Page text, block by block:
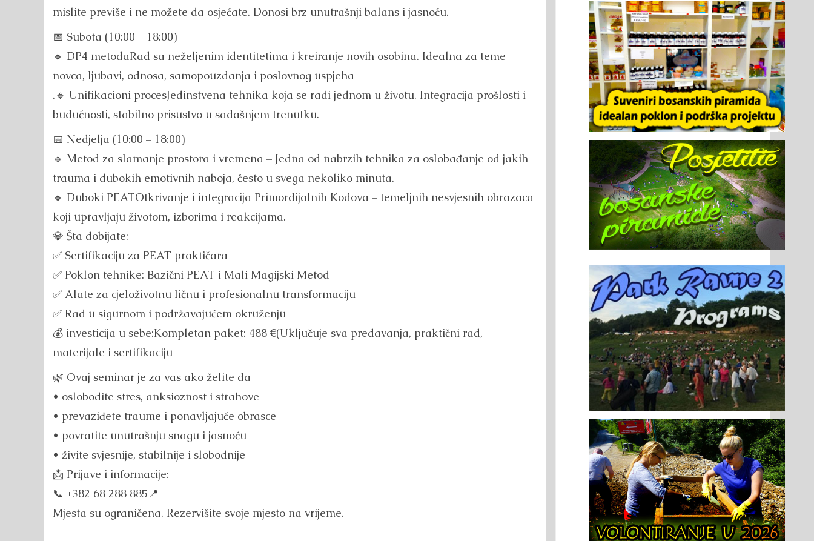
mislite previše i ne možete da osjećate. Donosi brz unutrašnji balans i jasnoću.
📅 Subota (10:00 – 18:00)
🔹 DP4 metodaRad sa neželjenim identitetima i kreiranje novih osobina. Idealna za teme
novca, ljubavi, odnosa, samopouzdanja i poslovnog uspjeha
.🔹 Unifikacioni procesJedinstvena tehnika koja se radi jednom u životu. Integracija prošlosti i
budućnosti, stabilno prisustvo u sadašnjem trenutku.
📅 Nedjelja (10:00 – 18:00)
🔹 Metod za slamanje prostora i vremena – Jedna od nabrzih tehnika za oslobađanje od jakih
trauma i dubokih emotivnih naboja, često u svega nekoliko minuta.
🔹 Duboki PEATOtkrivanje i integracija Primordijalnih Kodova – temeljnih nesvjesnih obrazaca
koji upravljaju životom, izborima i reakcijama.
💎 Šta dobijate:
✅ Sertifikaciju za PEAT praktičara
✅ Poklon tehnike: Bazični PEAT i Mali Magijski Metod
✅ Alate za cjeloživotnu ličnu i profesionalnu transformaciju
✅ Rad u sigurnom i podržavajućem okruženju
💰 investicija u sebe:Kompletan paket: 488 €(Uključuje sva predavanja, praktični rad,
materijale i sertifikaciju
🌿 Ovaj seminar je za vas ako želite da
• oslobodite stres, anksioznost i strahove
• prevaziđete traume i ponavljajuće obrasce
• povratite unutrašnju snagu i jasnoću
• živite svjesnije, stabilnije i slobodnije
📩 Prijave i informacije:
📞 +382 68 288 885📍
Mjesta su ograničena. Rezervišite svoje mjesto na vrijeme.